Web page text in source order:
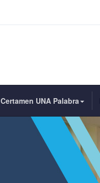
Certamen UNA Palabra